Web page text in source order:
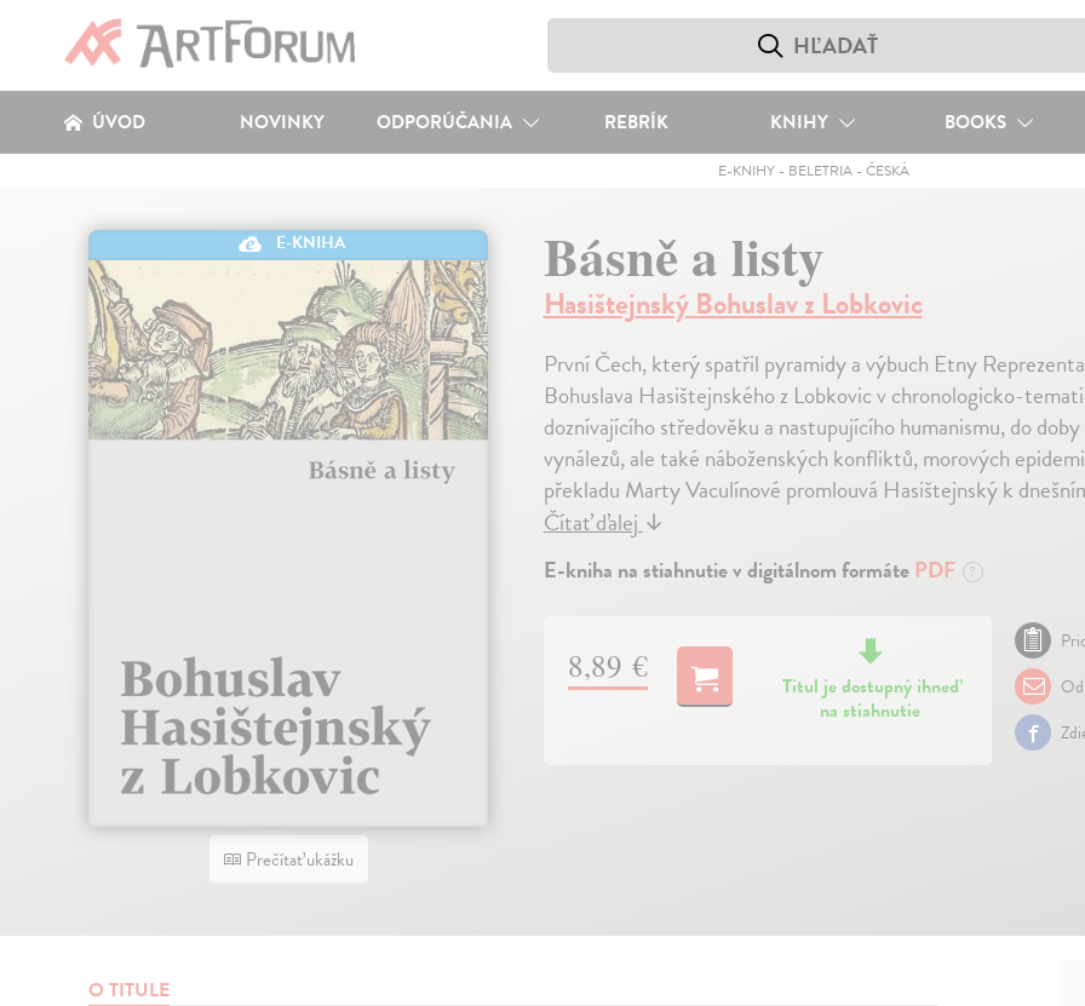
ÚVOD NOVINKY ODPORÚČANIA REBRÍK KNIHY BOOKS
E-KNIHY- BELETRIA- ČESKÁ
E-KNIHA
Prečítať ukážku
Básně a listy
Hasištejnský Bohuslav z Lobkovic
První Čech, který spatřil pyramidy a výbuch Etny
Bohuslava Hasištejnského z Lobkovic v chronologicko-
doznívajícího středověku a nastupujícího humanismu, do
vynálezů, ale také náboženských konfliktů, morových
překladu Marty Vaculínové promlouvá Hasištejnský k
Čítať ďalej↓
E-kniha na stiahnutie v digitálnom formáte PDF ?
8,89 €
Titul je dostupný ihneď
na stiahnutie
O TITULE